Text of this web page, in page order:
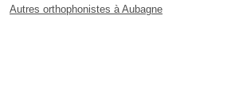
Autres orthophonistes à Aubagne